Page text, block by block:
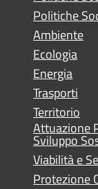
Politiche
Ambiente
Ecologia
Energia
Trasporti
Territorio
Attuazione
Sviluppo
Viabilità e
Protezione